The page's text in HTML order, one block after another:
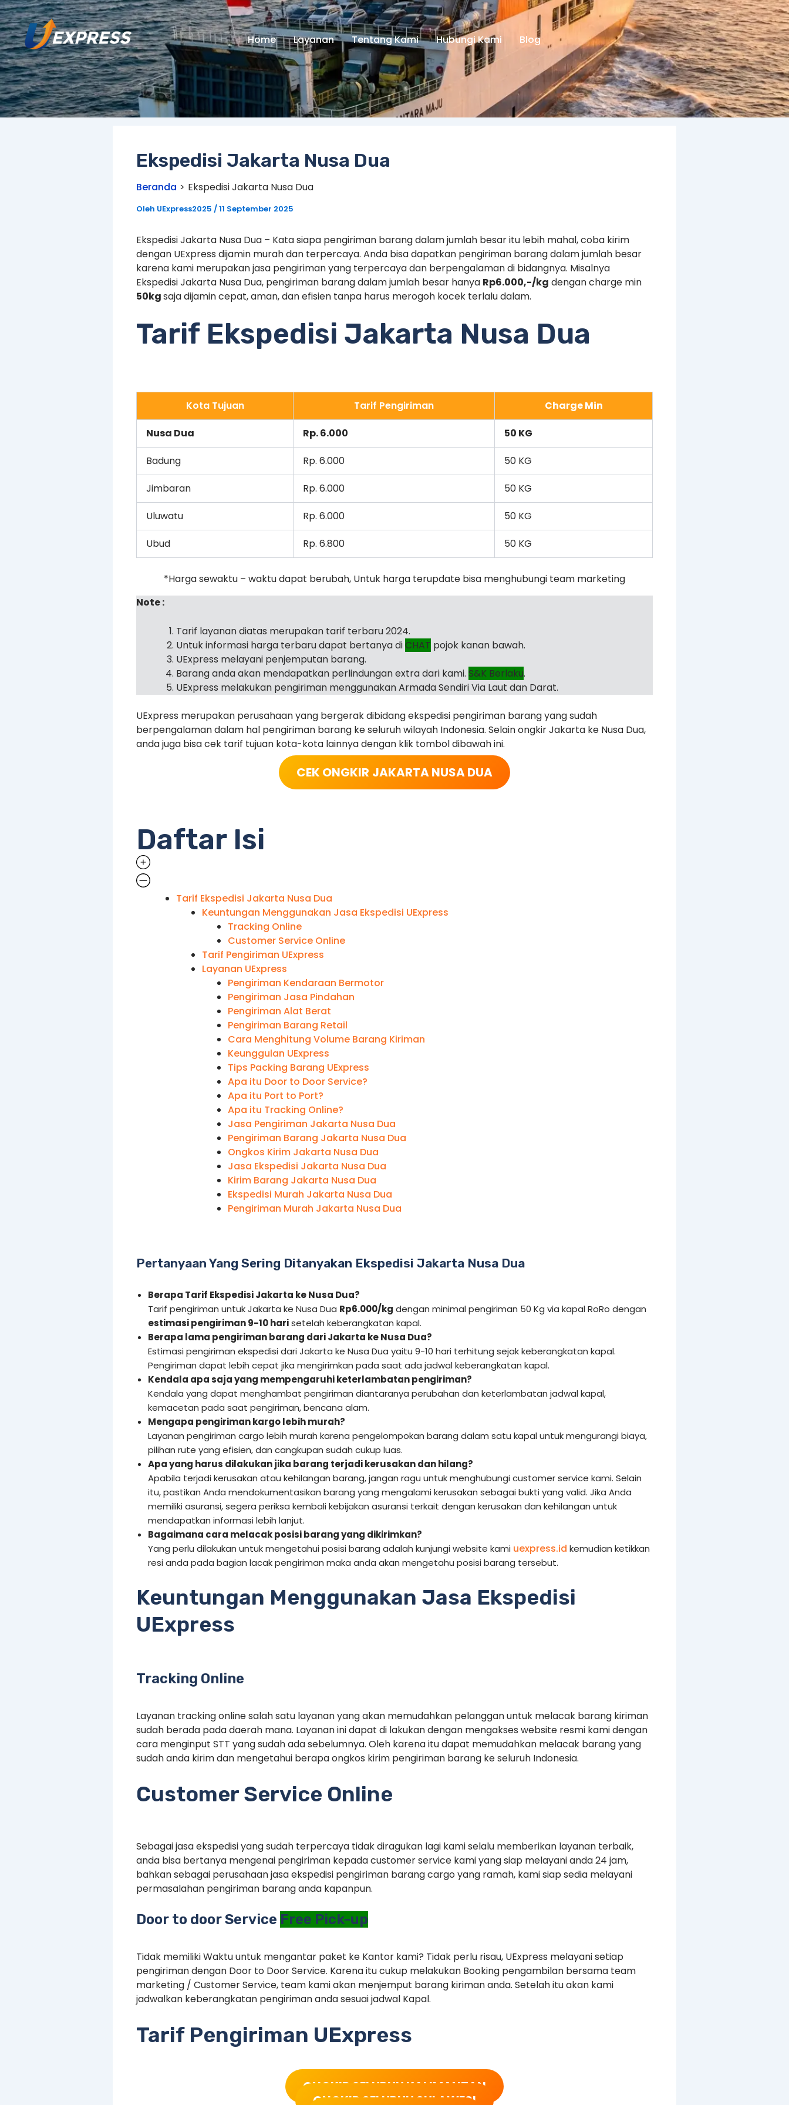
Lewati
ke
konten
Home Layanan Tentang Kami Hubungi Kami Blog
Ekspedisi Jakarta Nusa Dua
Beranda Ekspedisi Jakarta Nusa Dua
Oleh UExpress2025 /11 September 2025
Ekspedisi Jakarta Nusa Dua – Kata siapa pengiriman barang dalam jumlah besar itu lebih mahal, coba kirim
dengan UExpress dijamin murah dan terpercaya. Anda bisa dapatkan pengiriman barang dalam jumlah besar
karena kami merupakan jasa pengiriman yang terpercaya dan berpengalaman di bidangnya. Misalnya
Ekspedisi Jakarta Nusa Dua, pengiriman barang dalam jumlah besar hanya Rp6.000,-/kg dengan charge min
50kgsaja dijamin cepat, aman, dan efisien tanpa harus merogoh kocek terlalu dalam.
Tarif Ekspedisi Jakarta Nusa Dua
Kota Tujuan Tarif Pengiriman Charge Min
Nusa Dua Rp. 6.000 50 KG
Badung Rp. 6.000 50 KG
Jimbaran Rp. 6.000 50 KG
Uluwatu Rp. 6.000 50 KG
Ubud Rp. 6.800 50 KG
*Harga sewaktu – waktu dapat berubah, Untuk harga terupdate bisa menghubungi team marketing
Note :
Tarif layanan diatas merupakan tarif terbaru 2024.
Untuk informasi harga terbaru dapat bertanya diCHAT pojok kanan bawah.
UExpress melayani penjemputan barang.
Barang anda akan mendapatkan perlindungan extra dari kami. S&K Berlaku.
UExpress melakukan pengiriman menggunakan Armada Sendiri Via Laut dan Darat.
UExpress merupakan perusahaan yang bergerak dibidang ekspedisi pengiriman barang yang sudah
berpengalaman dalam hal pengiriman barang ke seluruh wilayah Indonesia. Selain ongkir Jakarta ke Nusa Dua,
anda juga bisa cek tarif tujuan kota-kota lainnya dengan klik tombol dibawah ini.
CEK ONGKIR JAKARTA NUSA DUA
Daftar Isi
Tarif Ekspedisi Jakarta Nusa Dua
Keuntungan Menggunakan Jasa Ekspedisi UExpress
Tracking Online
Customer Service Online
Tarif Pengiriman UExpress
Layanan UExpress
Pengiriman Kendaraan Bermotor
Pengiriman Jasa Pindahan
Pengiriman Alat Berat
Pengiriman Barang Retail
Cara Menghitung Volume Barang Kiriman
Keunggulan UExpress
Tips Packing Barang UExpress
Apa itu Door to Door Service?
Apa itu Port to Port?
Apa itu Tracking Online?
Jasa Pengiriman Jakarta Nusa Dua
Pengiriman Barang Jakarta Nusa Dua
Ongkos Kirim Jakarta Nusa Dua
Jasa Ekspedisi Jakarta Nusa Dua
Kirim Barang Jakarta Nusa Dua
Ekspedisi Murah Jakarta Nusa Dua
Pengiriman Murah Jakarta Nusa Dua
Pertanyaan Yang Sering Ditanyakan Ekspedisi Jakarta Nusa Dua
Berapa Tarif Ekspedisi Jakarta ke Nusa Dua?
Tarif pengiriman untuk Jakarta ke Nusa Dua Rp6.000/kg dengan minimal pengiriman 50 Kg via kapal RoRo dengan
estimasi pengiriman 9-10 harisetelah keberangkatan kapal.
Berapa lama pengiriman barang dari Jakarta ke Nusa Dua?
Estimasi pengiriman ekspedisi dari Jakarta ke Nusa Dua yaitu 9-10 hari terhitung sejak keberangkatan kapal.
Pengiriman dapat lebih cepat jika mengirimkan pada saat ada jadwal keberangkatan kapal.
Kendala apa saja yang mempengaruhi keterlambatan pengiriman?
Kendala yang dapat menghambat pengiriman diantaranya perubahan dan keterlambatan jadwal kapal,
kemacetan pada saat pengiriman, bencana alam.
Mengapa pengiriman kargo lebih murah?
Layanan pengiriman cargo lebih murah karena pengelompokan barang dalam satu kapal untuk mengurangi biaya,
pilihan rute yang efisien, dan cangkupan sudah cukup luas.
Apa yang harus dilakukan jika barang terjadi kerusakan dan hilang?
Apabila terjadi kerusakan atau kehilangan barang, jangan ragu untuk menghubungi customer service kami. Selain
itu, pastikan Anda mendokumentasikan barang yang mengalami kerusakan sebagai bukti yang valid. Jika Anda
memiliki asuransi, segera periksa kembali kebijakan asuransi terkait dengan kerusakan dan kehilangan untuk
mendapatkan informasi lebih lanjut.
Bagaimana cara melacak posisi barang yang dikirimkan?
Yang perlu dilakukan untuk mengetahui posisi barang adalah kunjungi website kami uexpress.id kemudian ketikkan
resi anda pada bagian lacak pengiriman maka anda akan mengetahu posisi barang tersebut.
Keuntungan Menggunakan Jasa Ekspedisi
UExpress
Tracking Online
Layanan tracking online salah satu layanan yang akan memudahkan pelanggan untuk melacak barang kiriman
sudah berada pada daerah mana. Layanan ini dapat di lakukan dengan mengakses website resmi kami dengan
cara menginput STT yang sudah ada sebelumnya. Oleh karena itu dapat memudahkan melacak barang yang
sudah anda kirim dan mengetahui berapa ongkos kirim pengiriman barang ke seluruh Indonesia.
Customer Service Online
Sebagai jasa ekspedisi yang sudah terpercaya tidak diragukan lagi kami selalu memberikan layanan terbaik,
anda bisa bertanya mengenai pengiriman kepada customer service kami yang siap melayani anda 24 jam,
bahkan sebagai perusahaan jasa ekspedisi pengiriman barang cargo yang ramah, kami siap sedia melayani
permasalahan pengiriman barang anda kapanpun.
Door to door Service Free Pick-up
Tidak memiliki Waktu untuk mengantar paket ke Kantor kami? Tidak perlu risau, UExpress melayani setiap
pengiriman dengan Door to Door Service. Karena itu cukup melakukan Booking pengambilan bersama team
marketing / Customer Service, team kami akan menjemput barang kiriman anda. Setelah itu akan kami
jadwalkan keberangkatan pengiriman anda sesuai jadwal Kapal.
Tarif Pengiriman UExpress
ONGKIR SELURUH KALIMANTAN
ONGKIR SELURUH SULAWESI